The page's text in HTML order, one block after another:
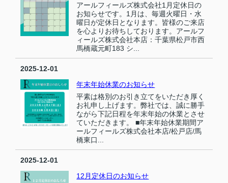
アールフィールズ株式会社1月定休日の
お知らせです。1月は、毎週火曜日・水
曜日が定休日となります。皆様のご来店
を心よりお待ちしております。アールフ
ィールズ株式会社本店：千葉県松戸市西
馬橋蔵元町183 シ...
2025-12-01
年末年始休業のお知らせ
平素は格別のお引き立てをいただき厚く
お礼申し上げます。弊社では、誠に勝手
ながら下記日程を年末年始の休業とさせ
ていただきます。 ■年末年始休業期間ア
ールフィールズ株式会社本店/松戸店/馬
橋東口...
2025-12-01
12月定休日のお知らせ